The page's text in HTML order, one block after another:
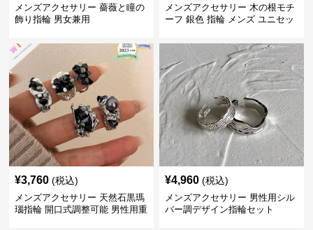
メンズアクセサリー 薔薇と瞳の
飾り指輪 男女兼用
メンズアクセサリー 木の根モチ
ーフ 銀色 指輪 メンズ ユニセッ
¥3,760 (税込)
メンズアクセサリー 天然石黒瑪
瑙指輪 開口式調整可能 男性用重
¥4,960 (税込)
メンズアクセサリー 男性用シル
バー調デザイン指輪セット